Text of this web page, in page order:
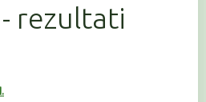
rezultati